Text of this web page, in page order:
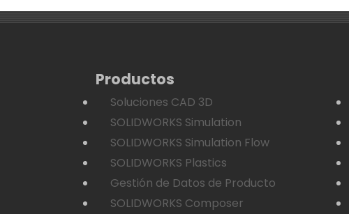
Productos
Soluciones CAD 3D
SOLIDWORKS Simulation
SOLIDWORKS Simulation Flow
SOLIDWORKS Plastics
Gestión de Datos de Producto
SOLIDWORKS Composer